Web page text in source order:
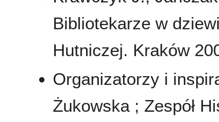
Bibliotekarze w
Hutniczej. Kraków
Organizatorzy i
Żukowska ; Zespół